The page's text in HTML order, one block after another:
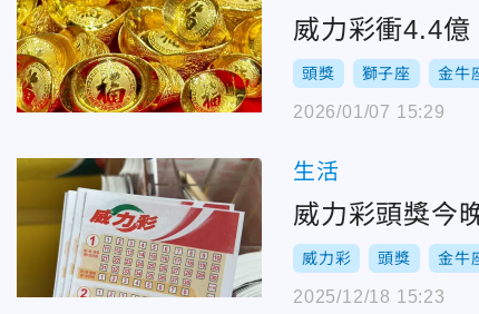
威力彩衝4.4
頭獎 獅子座 金牛
2026/01/07 15:29
生活
威力彩頭獎今
威力彩 頭獎 金牛
2025/12/18 15:23